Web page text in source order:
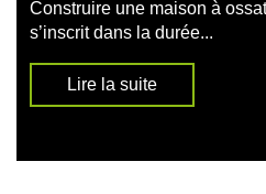
Construire une maison à
s’inscrit dans la durée...
Lire la suite